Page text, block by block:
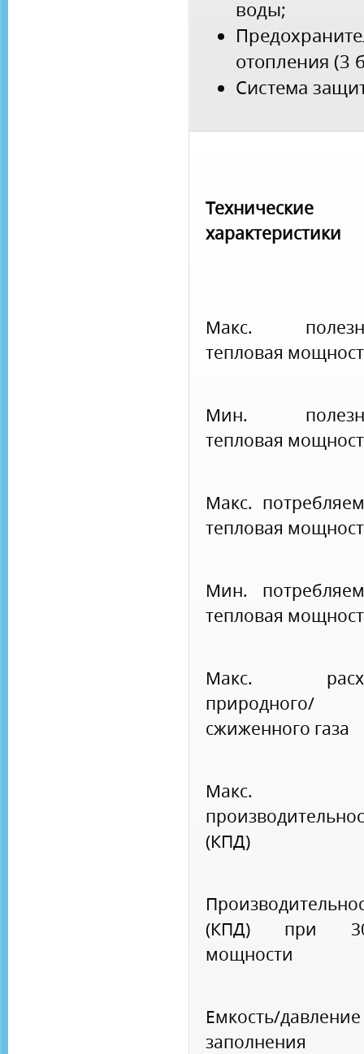
воды;
отопления (3
Система
Технические
характеристики
Макс.
тепловая
Мин.
тепловая
Макс.
тепловая
Мин.
тепловая
Макс.
природного/
сжиженного газа
Макс.
(КПД)
(КПД) при
мощности
Емкость/давление
заполнения